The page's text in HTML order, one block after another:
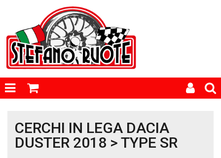
CERCHI IN LEGA DACIA
DUSTER 2018 > TYPE SR